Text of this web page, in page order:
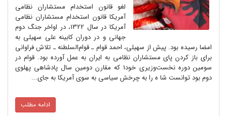
لغو قانون استخدام مستشاران نظامی
آمریکا قانون استخدام مستشاران نظامی
آمریکا در سال 1322، در اواخر جنگ دوم
جهانی و در دوران کابینه علی سهیلی به
امضا رسیده بود. پیش از سهیلی، احمد قوام ـ قوام‌السلطنه ـ تلاش فراوانی
برای باز کردن پای مستشاران نظامی به ایران به عمل آورده بود. قوام در
سومین دوره نخست‌وزیری خود1 که مقارن دومین سال پادشاهی پهلوی
دوم بود توانست شا ه را به چرخش سیاسی به سوی آمریکا به جای...
ادامه مطلب